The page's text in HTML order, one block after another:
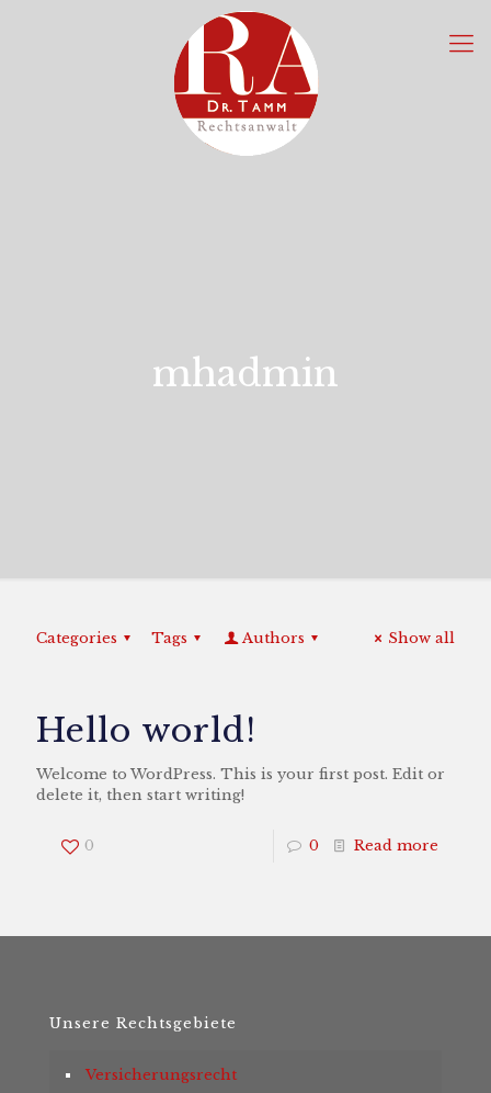
mhadmin
Categories Tags Authors Show all
Hello world!
Welcome to WordPress. This is your first post. Edit or
delete it, then start writing!
0 0 Read more
Unsere Rechtsgebiete
Versicherungsrecht